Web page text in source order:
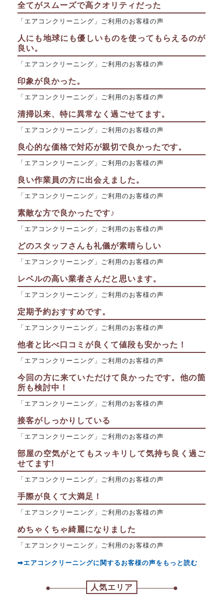
全てがスムーズで高クオリティだった
「エアコンクリーニング」ご利用のお客様の声
人にも地球にも優しいものを使ってもらえるのが
良い。
「エアコンクリーニング」ご利用のお客様の声
印象が良かった。
「エアコンクリーニング」ご利用のお客様の声
清掃以来、特に異常なく過ごせてます。
「エアコンクリーニング」ご利用のお客様の声
良心的な価格で対応が親切で良かったです。
「エアコンクリーニング」ご利用のお客様の声
良い作業員の方に出会えました。
「エアコンクリーニング」ご利用のお客様の声
素敵な方で良かったです♪
「エアコンクリーニング」ご利用のお客様の声
どのスタッフさんも礼儀が素晴らしい
「エアコンクリーニング」ご利用のお客様の声
レベルの高い業者さんだと思います。
「エアコンクリーニング」ご利用のお客様の声
定期予約おすすめです。
「エアコンクリーニング」ご利用のお客様の声
他者と比べ口コミが良くて値段も安かった！
「エアコンクリーニング」ご利用のお客様の声
今回の方に来ていただけて良かったです。他の箇
所も検討中！
「エアコンクリーニング」ご利用のお客様の声
接客がしっかりしている
「エアコンクリーニング」ご利用のお客様の声
部屋の空気がとてもスッキリして気持ち良く過ご
せてます!
「エアコンクリーニング」ご利用のお客様の声
手際が良くて大満足！
「エアコンクリーニング」ご利用のお客様の声
めちゃくちゃ綺麗になりました
「エアコンクリーニング」ご利用のお客様の声
➡エアコンクリーニングに関するお客様の声をもっと読む
人気エリア